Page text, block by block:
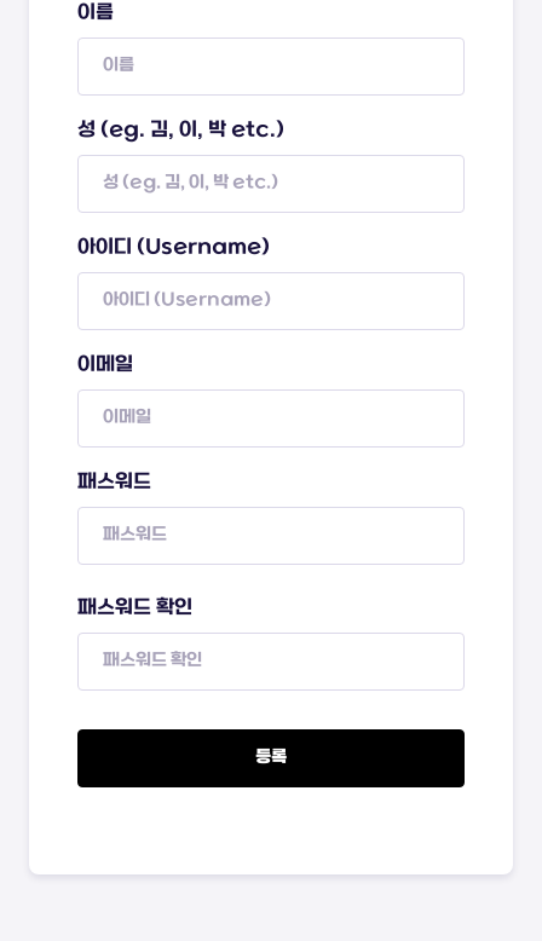
이름
성 (eg. 김, 이, 박 etc.)
아이디 (Username)
이메일
패스워드
패스워드 확인
등록